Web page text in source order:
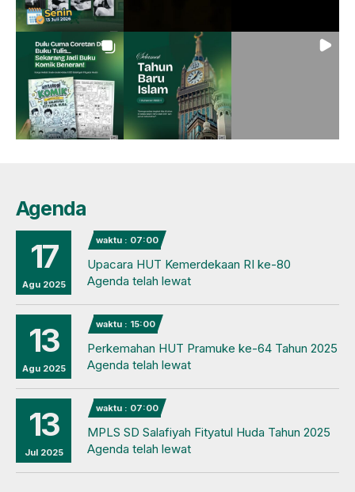
Agenda
17
Agu 2025
waktu : 07:00
Upacara HUT Kemerdekaan RI ke-80
Agenda telah lewat
13
Agu 2025
waktu : 15:00
Perkemahan HUT Pramuke ke-64 Tahun 2025
Agenda telah lewat
13
Jul 2025
waktu : 07:00
MPLS SD Salafiyah Fityatul Huda Tahun 2025
Agenda telah lewat